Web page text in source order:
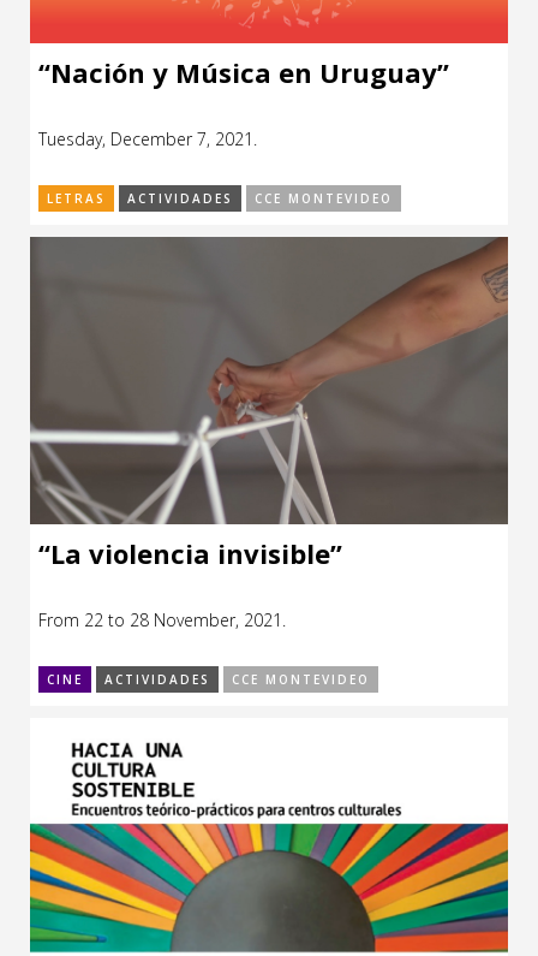
“Nación y Música en Uruguay”
Tuesday, December 7, 2021.
LETRAS ACTIVIDADES CCE MONTEVIDEO
“La violencia invisible”
From 22 to 28 November, 2021.
CINE ACTIVIDADES CCE MONTEVIDEO